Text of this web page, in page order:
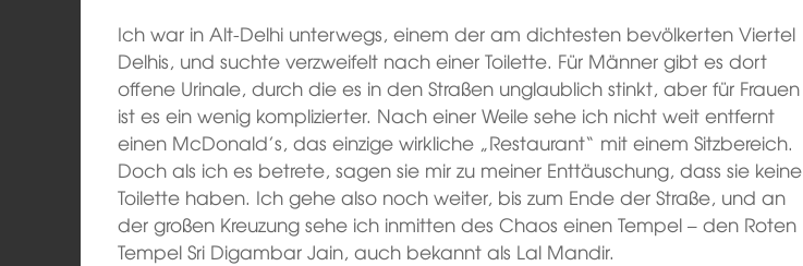
Ich war in Alt-Delhi unterwegs, einem der am dichtesten bevölkerten Viertel
Delhis, und suchte verzweifelt nach einer Toilette. Für Männer gibt es dort
offene Urinale, durch die es in den Straßen unglaublich stinkt, aber für Frauen
ist es ein wenig komplizierter. Nach einer Weile sehe ich nicht weit entfernt
einen McDonald’s, das einzige wirkliche „Restaurant“ mit einem Sitzbereich.
Doch als ich es betrete, sagen sie mir zu meiner Enttäuschung, dass sie keine
Toilette haben. Ich gehe also noch weiter, bis zum Ende der Straße, und an
der großen Kreuzung sehe ich inmitten des Chaos einen Tempel – den Roten
Tempel Sri Digambar Jain, auch bekannt als Lal Mandir.